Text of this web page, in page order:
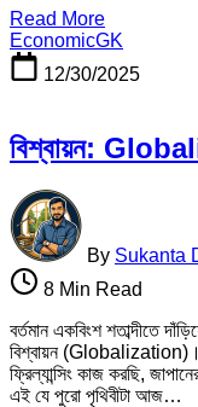
Read More
EconomicGK
12/30/2025
বিশ্বায়ন:
By Sukanta
8 Min Read
বর্তমান একবিংশ শতাব্দীতে
বিশ্বায়ন (Globalization)।
ফ্রিল্যান্সিং কাজ করছি,
এই যে পুরো পৃথিবীটা আজ…